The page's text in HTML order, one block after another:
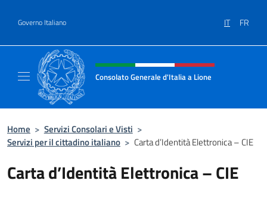
Governo Italiano IT FR
Intestazione sito, social e menù
Consolato Generale d'Italia a Lione
Home > Servizi Consolari e Visti >
Servizi per il cittadino italiano > Carta d’Identità Elettronica – CIE
Carta d’Identità Elettronica – CIE